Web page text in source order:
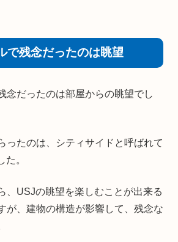
で残念だったのは眺望
念だったのは部屋からの眺望でし
ったのは、シティサイドと呼ばれて
。
、USJの眺望を楽しむことが出来る
が、建物の構造が影響して、残念な